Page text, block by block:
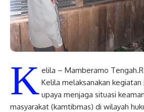
K elila – Mamberamo
Kelila melaksanakan
upaya menjaga situasi
masyarakat (kamtibmas) di wilayah